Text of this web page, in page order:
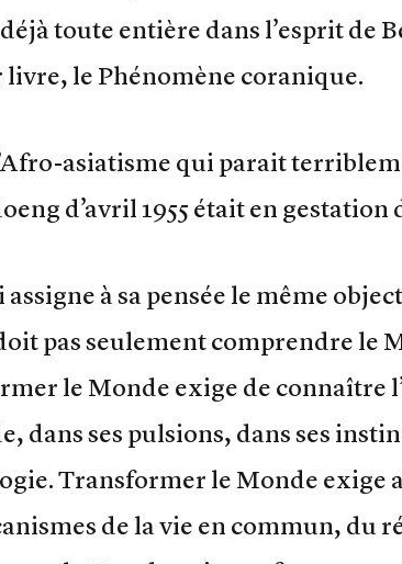
toute entière dans l’esprit de
le Phénomène coranique.
asiatisme qui parait
d’avril 1955 était en gestation
assigne à sa pensée le même
pas seulement comprendre le
le Monde exige de connaître
dans ses pulsions, dans ses
Transformer le Monde exige
de la vie en commun, du